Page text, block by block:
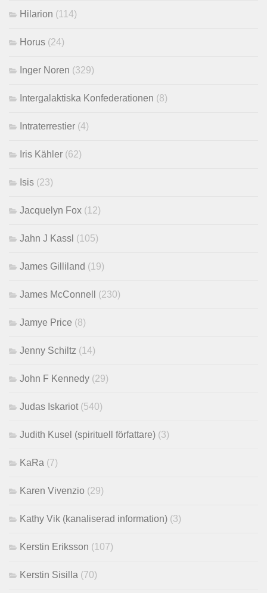
Hilarion (114)
Horus (24)
Inger Noren (329)
Intergalaktiska Konfederationen (8)
Intraterrestier (4)
Iris Kähler (62)
Isis (23)
Jacquelyn Fox (12)
Jahn J Kassl (105)
James Gilliland (19)
James McConnell (230)
Jamye Price (8)
Jenny Schiltz (14)
John F Kennedy (29)
Judas Iskariot (540)
Judith Kusel (spirituell författare) (3)
KaRa (7)
Karen Vivenzio (29)
Kathy Vik (kanaliserad information) (3)
Kerstin Eriksson (107)
Kerstin Sisilla (70)